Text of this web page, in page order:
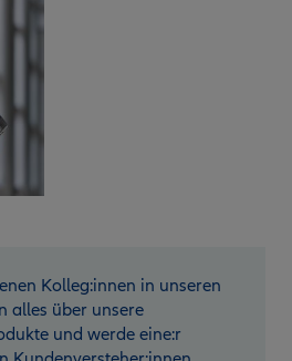
Kolleg:innen in unseren
alles über unsere
und werde eine:r